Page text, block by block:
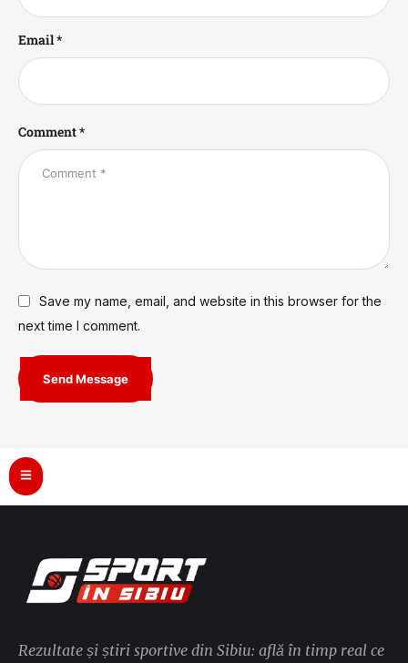
Comment *
Email *
Save my name, email, and website in this browser for the
next time I comment.
Send Message
Rezultate și știri sportive din Sibiu: află în timp real ce